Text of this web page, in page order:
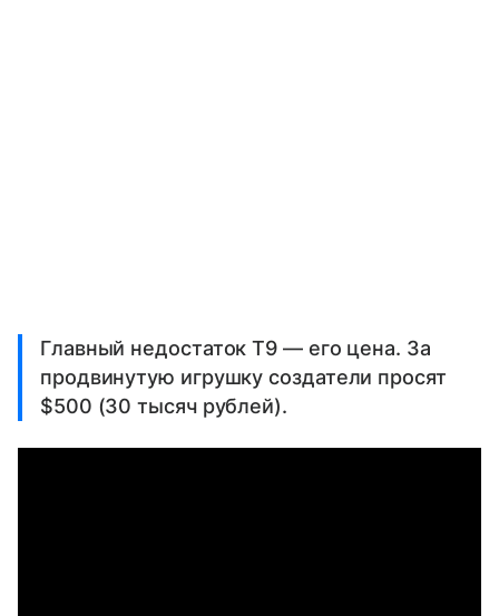
Главный недостаток T9 — его цена. За
продвинутую игрушку создатели просят
$500 (30 тысяч рублей).